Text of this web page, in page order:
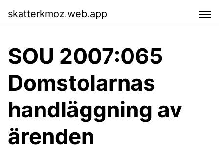
skatterkmoz.web.app
SOU 2007:065
Domstolarnas
handläggning av
ärenden